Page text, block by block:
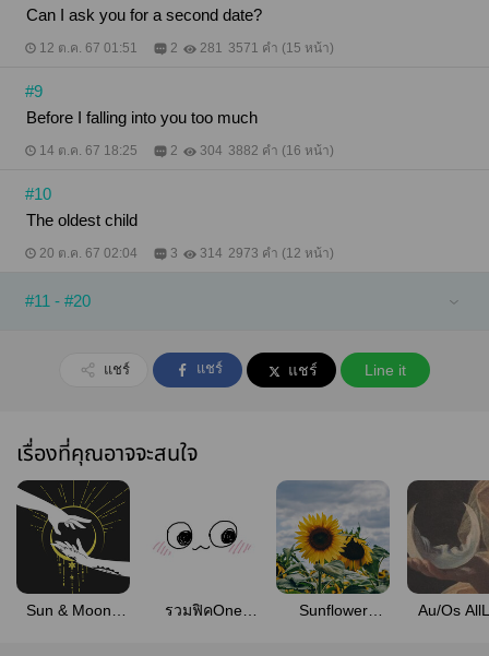
Can I ask you for a second date?
12 ต.ค. 67 01:51 2 281 3571 คำ (15 หน้า)
#9
Before I falling into you too much
14 ต.ค. 67 18:25 2 304 3882 คำ (16 หน้า)
#10
The oldest child
20 ต.ค. 67 02:04 3 314 2973 คำ (12 หน้า)
#11 - #20
แชร์ แชร์ แชร์ Line it
เรื่องที่คุณอาจจะสนใจ
Sun & Moon |
รวมฟิคOne
Sunflower
Au/Os